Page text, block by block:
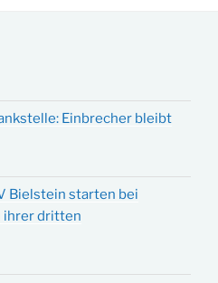
Einbrecher bleibt
Bielstein starten bei
ihrer dritten